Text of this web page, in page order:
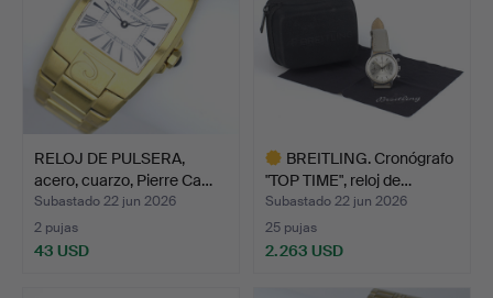
RELOJ DE PULSERA,
acero, cuarzo, Pierre Ca…
Subastado 22 jun 2026
2 pujas
43 USD
BREITLING. Cronógrafo
"TOP TIME", reloj de…
Subastado 22 jun 2026
25 pujas
2.263 USD